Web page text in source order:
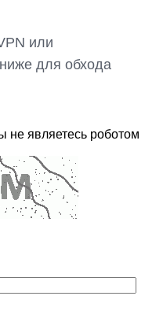
или
для обхода
не являетесь роботом